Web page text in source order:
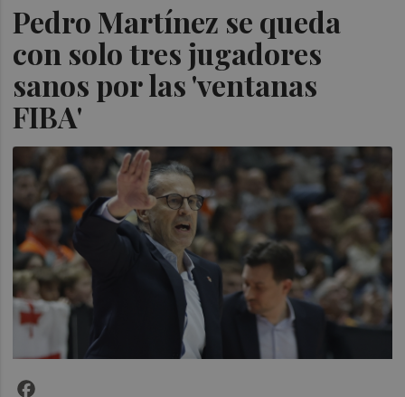
Pedro Martínez se queda
con solo tres jugadores
sanos por las 'ventanas
FIBA'